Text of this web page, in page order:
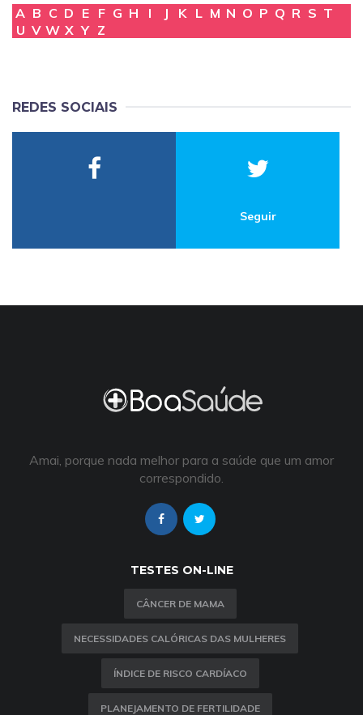
A B C D E F G H I J K L M N O P Q R S T
U V W X Y Z
REDES SOCIAIS
Seguir
Amai, porque nada melhor para a saúde que um amor
correspondido.
TESTES ON-LINE
CÂNCER DE MAMA
NECESSIDADES CALÓRICAS DAS MULHERES
ÍNDICE DE RISCO CARDÍACO
PLANEJAMENTO DE FERTILIDADE